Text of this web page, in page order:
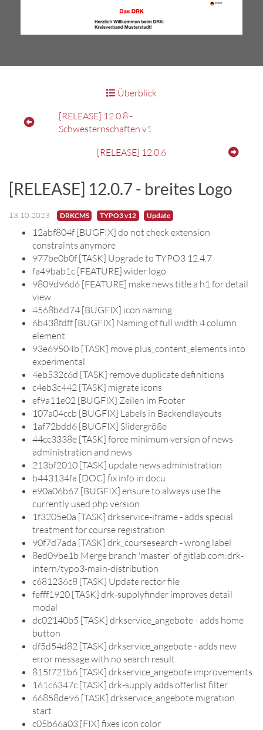
[RELEASE] 12.0.8 -
Schwesternschaften v1
Überblick
[RELEASE] 12.0.6
[RELEASE] 12.0.7 - breites Logo
13.10.2023 DRKCMS TYPO3 v12 Update
12abf804f [BUGFIX] do not check extension
constraints anymore
977be0b0f [TASK] Upgrade to TYPO3 12.4.7
fa49bab1c [FEATURE] wider logo
9809d96d6 [FEATURE] make news title a h1 for detail
view
4568b6d74 [BUGFIX] icon naming
6b438fdff [BUGFIX] Naming of full width 4 column
element
93e69504b [TASK] move plus_content_elements into
experimental
4eb532c6d [TASK] remove duplicate definitions
c4eb3c442 [TASK] migrate icons
ef9a11e02 [BUGFIX] Zeilen im Footer
107a04ccb [BUGFIX] Labels in Backendlayouts
1af72bdd6 [BUGFIX] Slidergröße
44cc3338e [TASK] force minimum version of news
administration and news
213bf2010 [TASK] update news administration
b443134fa [DOC] fix info in docu
e90a06b67 [BUGFIX] ensure to always use the
currently used php version
1f3205e0a [TASK] drkservice-iframe - adds special
treatment for course registration
90f7d7ada [TASK] drk_coursesearch - wrong label
8ed09be1b Merge branch 'master' of gitlab.com:drk-
intern/typo3-main-distribution
c681236c8 [TASK] Update rector file
fefff1920 [TASK] drk-supplyfinder improves detail
modal
dc02140b5 [TASK] drkservice_angebote - adds home
button
df5d54d82 [TASK] drkservice_angebote - adds new
error message with no search result
815f721b6 [TASK] drkservice_angebote improvements
161c6347c [TASK] drk-supply adds offerlist filter
66858de96 [TASK] drkservice_angebote migration
start
c05b66a03 [FIX] fixes icon color